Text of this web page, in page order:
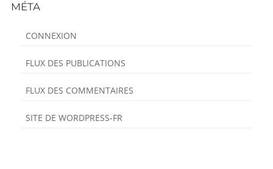
Content
MÉTA
CONNEXION
FLUX DES PUBLICATIONS
FLUX DES COMMENTAIRES
SITE DE WORDPRESS-FR